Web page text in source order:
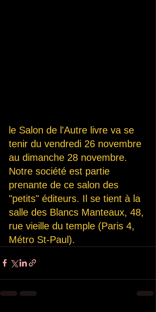
le Salon de l'Autre livre va se
tenir du vendredi 26 novembre
au dimanche 28 novembre.
Notre société est partie
prenante de ce salon des
"petits" éditeurs. Il se tient à la
salle des Blancs Manteaux, 48,
rue vieille du temple (Paris 4,
Métro St-Paul).